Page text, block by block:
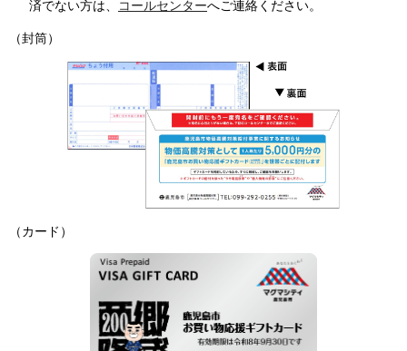
済でない方は、
コールセンターへご連絡ください。
（封筒）
（カード）